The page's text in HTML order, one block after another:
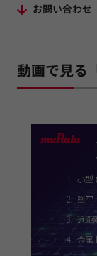
お問い合わせ
動画で見る